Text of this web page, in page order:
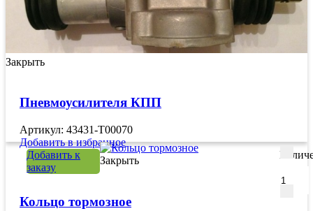
Закрыть
Пневмоусилителя КПП
Артикул: 43431-T00070
Добавить в избранное
Добавить к
заказу
Закрыть
Кольцо тормозное